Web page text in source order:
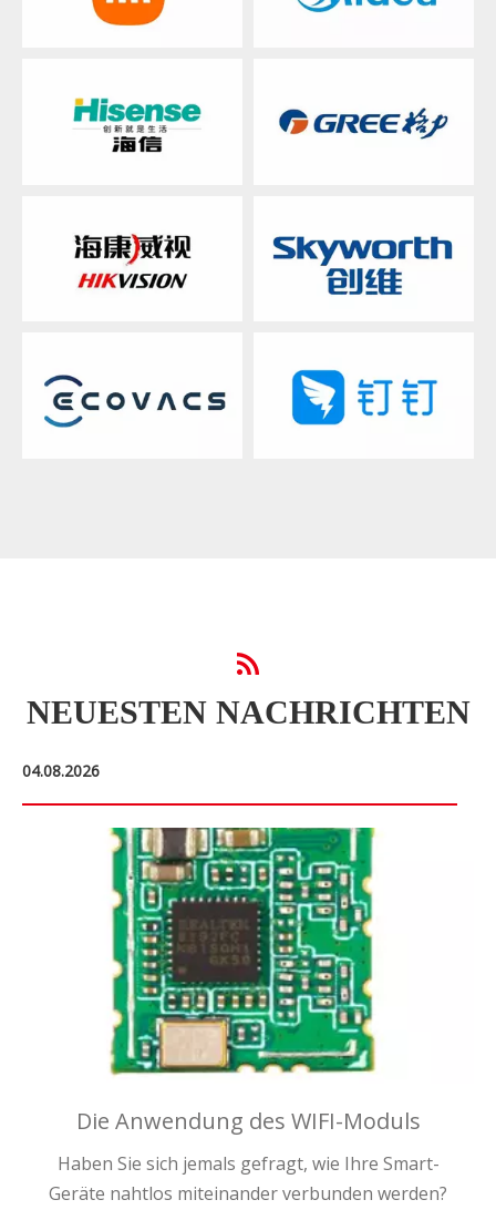
Unsere Kunden Unsere Kunden
Hikvision.
Unsere Kunden
Skyworth.
Ecovacs
Unsere Kunden
Ding Talk
Unsere Kunden
NEUESTEN NACHRICHTEN
04.08.2026
Die Anwendung des WIFI-Moduls
Haben Sie sich jemals gefragt, wie Ihre Smart-
Geräte nahtlos miteinander verbunden werden?